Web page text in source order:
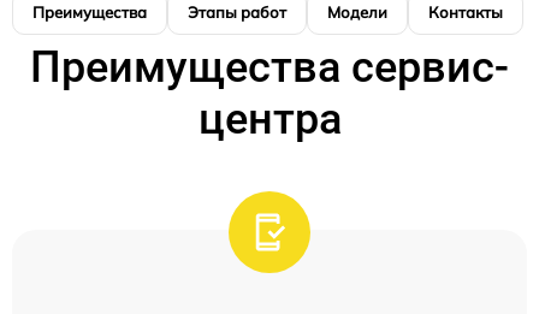
Преимущества Этапы работ Модели Контакты
Преимущества сервис-
центра